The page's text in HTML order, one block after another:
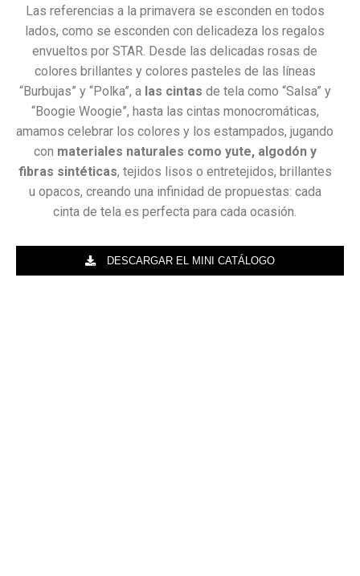
Las referencias a la primavera se esconden en todos
lados, como se esconden con delicadeza los regalos
envueltos por STAR. Desde las delicadas rosas de
colores brillantes y colores pasteles de las líneas
“Burbujas” y “Polka”, a las cintas de tela como “Salsa” y
“Boogie Woogie”, hasta las cintas monocromáticas,
amamos celebrar los colores y los estampados, jugando
con materiales naturales como yute, algodón y
fibras sintéticas, tejidos lisos o entretejidos, brillantes
u opacos, creando una infinidad de propuestas: cada
cinta de tela es perfecta para cada ocasión.
DESCARGAR EL MINI CATÁLOGO